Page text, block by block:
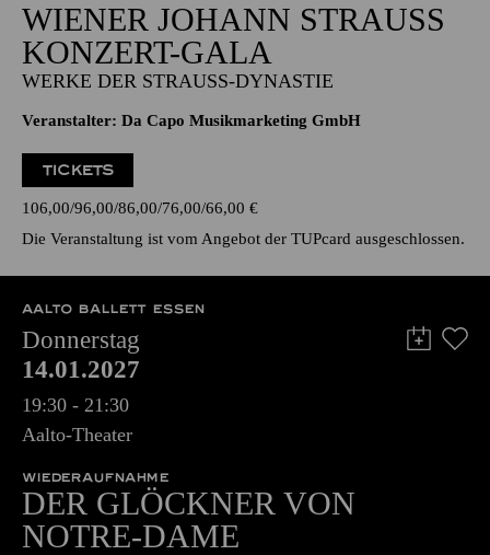
WIENER JOHANN STRAUSS K
ONZERT-GALA
WERKE DER STRAUSS-DYNASTIE
Veranstalter: Da Capo Musikmarketing GmbH
TICKETS
106,00 96,00 86,00 76,00 66,00 €
Die Veranstaltung ist vom Angebot der TUPcard ausgeschlossen.
AALTO BALLETT ESSEN
Donnerstag
14.01.2027
19:30 - 21:30
Aalto-Theater
WIEDERAUFNAHME
DER GLÖCKNER­ VON
NOTRE-DAME